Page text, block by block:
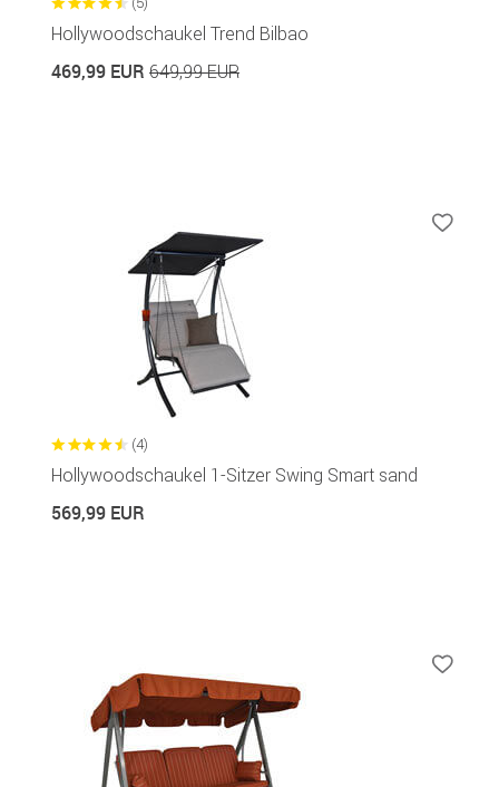
Hollywoodschaukel Trend Bilbao
469,99 EUR 649,99 EUR
(4)
Hollywoodschaukel 1-Sitzer Swing Smart sand
569,99 EUR